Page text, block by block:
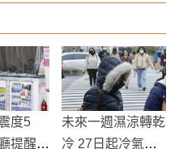
度5
提醒警
未來一週濕涼轉乾
冷 27日起冷氣團